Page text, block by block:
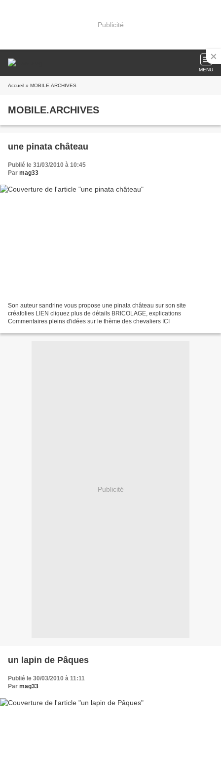
Publicité
MENU
Accueil » MOBILE.ARCHIVES
MOBILE.ARCHIVES
une pinata château
Publié le 31/03/2010 à 10:45
Par mag33
Son auteur sandrine vous propose une pinata château sur son site
créafolies LIEN cliquez plus de détails BRICOLAGE, explications
Commentaires pleins d'idées sur le thème des chevaliers ICI
Publicité
un lapin de Pâques
Publié le 30/03/2010 à 11:11
Par mag33